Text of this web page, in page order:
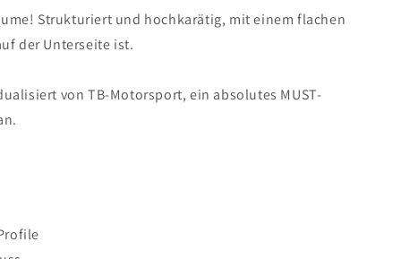
Strukturiert und hochkarätig, mit einem flachen
der Unterseite ist.
von TB-Motorsport, ein absolutes MUST-